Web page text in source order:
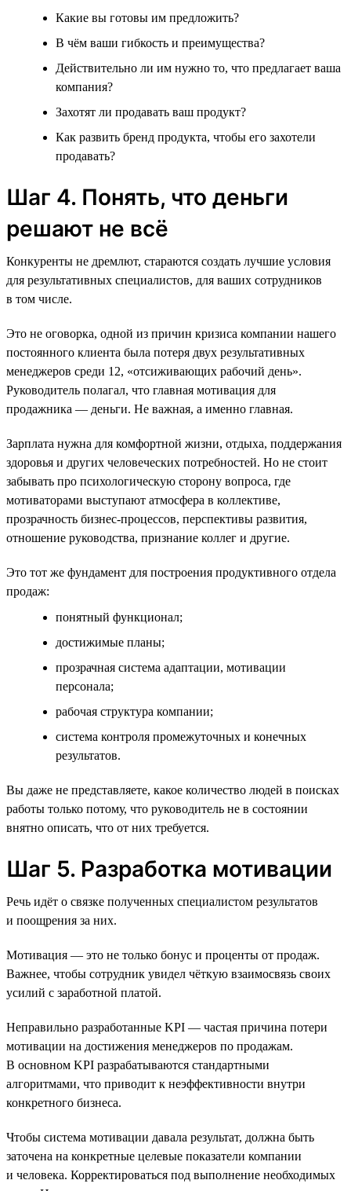
Какие вы готовы им предложить?
В чём ваши гибкость и преимущества?
Действительно ли им нужно то, что предлагает ваша
компания?
Захотят ли продавать ваш продукт?
Как развить бренд продукта, чтобы его захотели
продавать?
Шаг 4. Понять, что деньги
решают не всё
Конкуренты не дремлют, стараются создать лучшие условия
для результативных специалистов, для ваших сотрудников
в том числе.
Это не оговорка, одной из причин кризиса компании нашего
постоянного клиента была потеря двух результативных
менеджеров среди 12, «отсиживающих рабочий день».
Руководитель полагал, что главная мотивация для
продажника — деньги. Не важная, а именно главная.
Зарплата нужна для комфортной жизни, отдыха, поддержания
здоровья и других человеческих потребностей. Но не стоит
забывать про психологическую сторону вопроса, где
мотиваторами выступают атмосфера в коллективе,
прозрачность бизнес-процессов, перспективы развития,
отношение руководства, признание коллег и другие.
Это тот же фундамент для построения продуктивного отдела
продаж:
понятный функционал;
достижимые планы;
прозрачная система адаптации, мотивации
персонала;
рабочая структура компании;
система контроля промежуточных и конечных
результатов.
Вы даже не представляете, какое количество людей в поисках
работы только потому, что руководитель не в состоянии
внятно описать, что от них требуется.
Шаг 5. Разработка мотивации
Речь идёт о связке полученных специалистом результатов
и поощрения за них.
Мотивация — это не только бонус и проценты от продаж.
Важнее, чтобы сотрудник увидел чёткую взаимосвязь своих
усилий с заработной платой.
Неправильно разработанные KPI — частая причина потери
мотивации на достижения менеджеров по продажам.
В основном KPI разрабатываются стандартными
алгоритмами, что приводит к неэффективности внутри
конкретного бизнеса.
Чтобы система мотивации давала результат, должна быть
заточена на конкретные целевые показатели компании
и человека. Корректироваться под выполнение необходимых